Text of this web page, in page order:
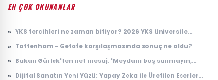
EN ÇOK OKUNANLAR
» YKS tercihleri ne zaman bitiyor? 2026 YKS üniversite
» Tottenham - Getafe karşılaşmasında sonuç ne oldu?
» Bakan Gürlek'ten net mesaj: 'Meydanı boş sanmayın,
» Dijital Sanatın Yeni Yüzü: Yapay Zeka ile Üretilen Eserler